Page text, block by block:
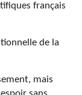
français
de la
mais